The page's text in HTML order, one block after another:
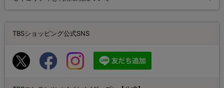
TBSショッピング公式SNS